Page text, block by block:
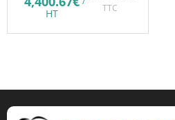
initial
5,366.67€.
est :
HT TTC